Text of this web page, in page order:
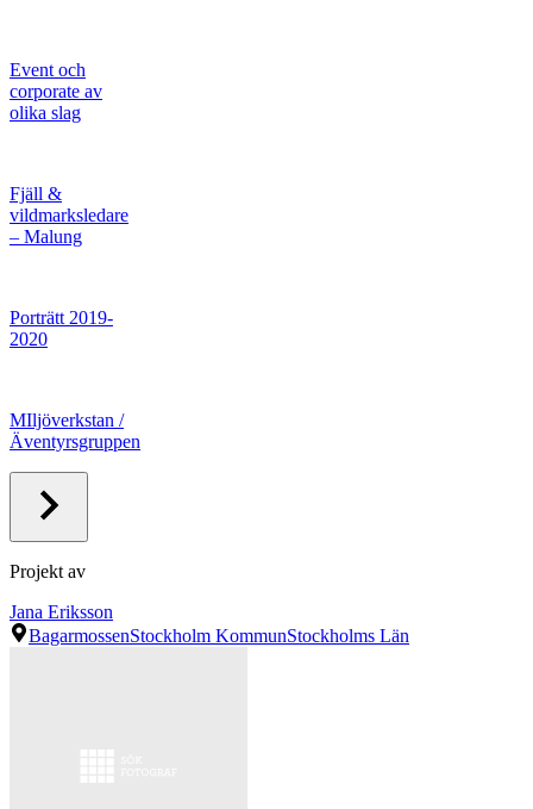
Event och
corporate av
olika slag
Fjäll &
vildmarksledare
– Malung
Porträtt 2019-
2020
MIljöverkstan /
Äventyrsgruppen
Projekt av
Jana Eriksson
BagarmossenStockholm KommunStockholms Län